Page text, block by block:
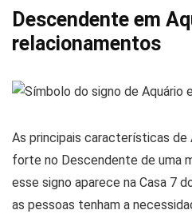
Descendente em
relacionamentos
As principais características de
forte no Descendente de uma
esse signo aparece na Casa 7
as pessoas tenham a